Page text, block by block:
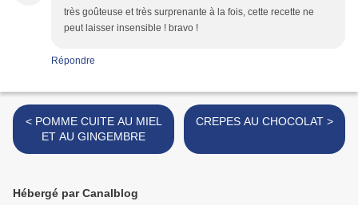
très goûteuse et très surprenante à la fois, cette recette ne
peut laisser insensible ! bravo !
Répondre
< POMME CUITE AU MIEL
ET AU GINGEMBRE
CREPES AU CHOCOLAT >
Hébergé par Canalblog